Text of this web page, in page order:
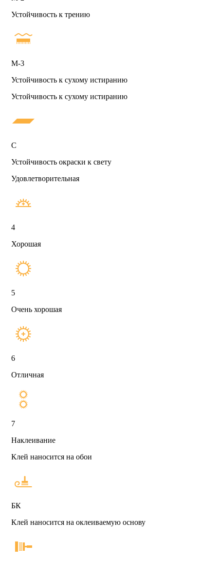
Устойчивость к трению
М-3
Устойчивость к сухому истиранию
Устойчивость к сухому истиранию
С
Устойчивость окраски к свету
Удовлетворительная
4
Хорошая
5
Очень хорошая
6
Отличная
7
Наклеивание
Клей наносится на обои
БК
Клей наносится на оклеиваемую основу